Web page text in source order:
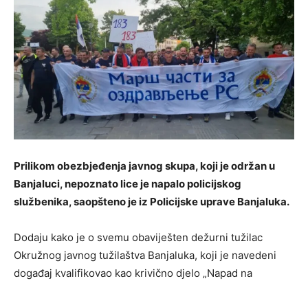
Prilikom obezbjeđenja javnog skupa, koji je održan u
Banjaluci, nepoznato lice je napalo policijskog
službenika, saopšteno je iz Policijske uprave Banjaluka.
Dodaju kako je o svemu obaviješten dežurni tužilac
Okružnog javnog tužilaštva Banjaluka, koji je navedeni
događaj kvalifikovao kao krivično djelo „Napad na